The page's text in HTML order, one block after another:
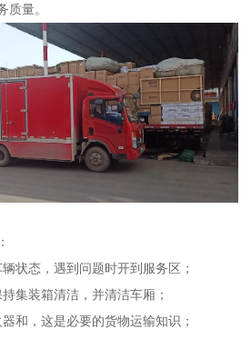
质量。
状态，遇到问题时开到服务区；
集装箱清洁，并清洁车厢；
和，这是必要的货物运输知识；